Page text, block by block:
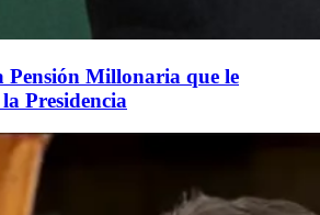
Pensión Millonaria que le
Presidencia